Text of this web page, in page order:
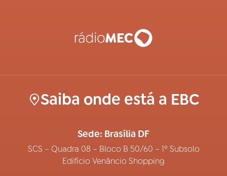
Saiba onde está a EBC
Sede: Brasília DF
SCS – Quadra 08 – Bloco B 50/60 – 1º Subsolo
Edifício Venâncio Shopping